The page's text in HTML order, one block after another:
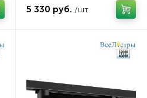
5 330 руб. /шт